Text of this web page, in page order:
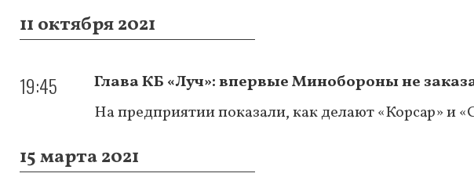
11 октября 2021
19:45
Глава КБ «Луч»: впервые Минобороны не
На предприятии показали, как делают «Корсар» и
15 марта 2021